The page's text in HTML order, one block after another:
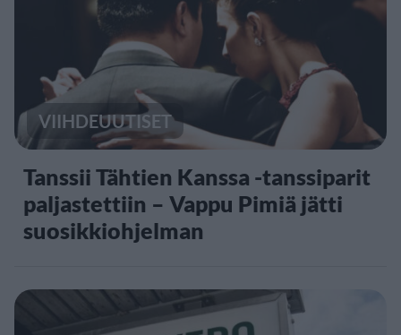
VIIHDEUUTISET
Tanssii Tähtien Kanssa -tanssiparit
paljastettiin – Vappu Pimiä jätti
suosikkiohjelman